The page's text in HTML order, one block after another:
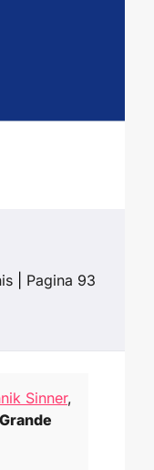
Pagina 93
Sinner,
Grande